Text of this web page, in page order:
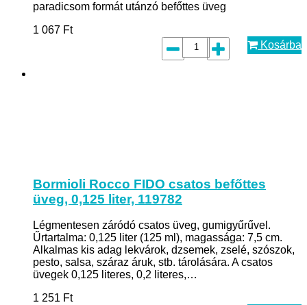
paradicsom formát utánzó befőttes üveg
1 067 Ft
Kosárba
Bormioli Rocco FIDO csatos befőttes
üveg, 0,125 liter, 119782
Légmentesen záródó csatos üveg, gumigyűrűvel.
Űrtartalma: 0,125 liter (125 ml), magassága: 7,5 cm.
Alkalmas kis adag lekvárok, dzsemek, zselé, szószok,
pesto, salsa, száraz áruk, stb. tárolására. A csatos
üvegek 0,125 literes, 0,2 literes,…
1 251 Ft